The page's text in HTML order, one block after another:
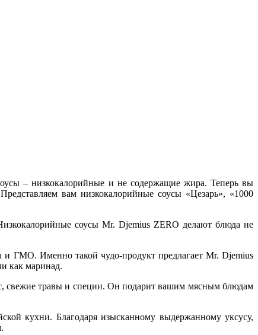
– низкокалорийные и не содержащие жира. Теперь вы
вам низкокалорийные соусы «Цезарь», «1000
соусы Mr. Djemius ZERO делают блюда не
ГМО. Именно такой чудо-продукт предлагает Mr. Djemius
как маринад.
свежие травы и специи. Он подарит вашим мясным блюдам
кухни. Благодаря изысканному выдержанному уксусу,